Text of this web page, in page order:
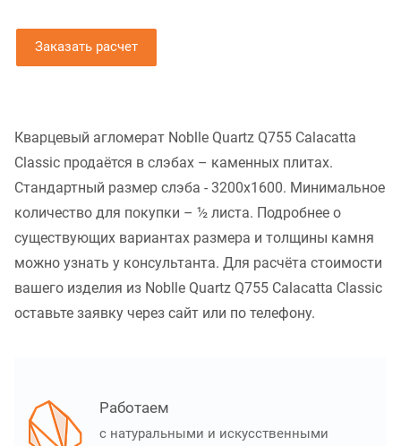
Заказать расчет
Кварцевый агломерат Noblle Quartz Q755 Calacatta
Classic продаётся в слэбах – каменных плитах.
Стандартный размер слэба - 3200x1600. Минимальное
количество для покупки – ½ листа. Подробнее о
существующих вариантах размера и толщины камня
можно узнать у консультанта. Для расчёта стоимости
вашего изделия из Noblle Quartz Q755 Calacatta Classic
оставьте заявку через сайт или по телефону.
Работаем
с натуральными и искусственными